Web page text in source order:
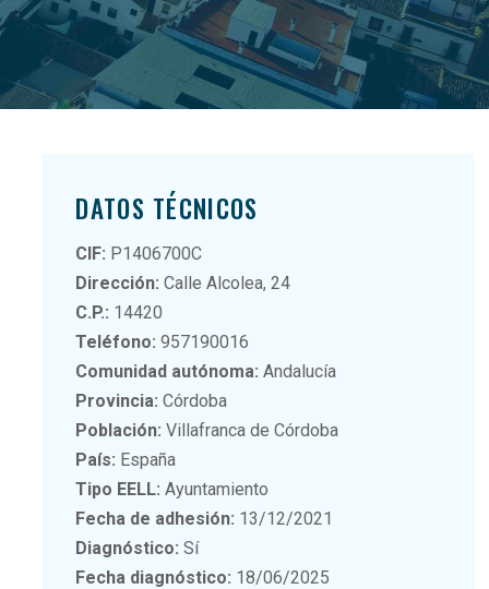
DATOS TÉCNICOS
CIF: P1406700C
Dirección: Calle Alcolea, 24
C.P.: 14420
Teléfono: 957190016
Comunidad autónoma: Andalucía
Provincia: Córdoba
Población: Villafranca de Córdoba
País: España
Tipo EELL: Ayuntamiento
Fecha de adhesión: 13/12/2021
Diagnóstico: Sí
Fecha diagnóstico: 18/06/2025